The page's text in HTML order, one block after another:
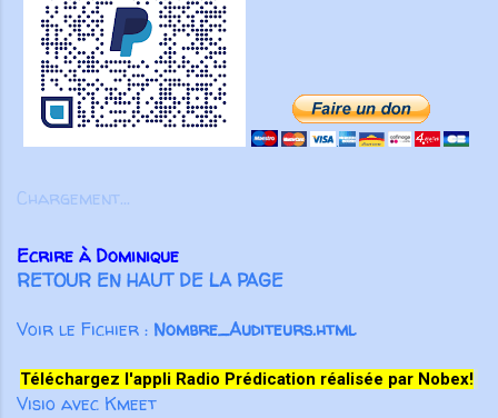
des liens au-delà des frontières,
soutenus par des amis des États-
Unis. Même nos fondateurs
anglophones ont choisi de servir
en français, montrant la force
transformatrice du partenariat au
œuvre ...
Christ. C’est grâce à Lui que le
corps forme un tout solide, bien uni
par toutes les articulations dont il
est pourvu. Ainsi, lorsque chaque
partie fonctionne comme elle doit, le
corps entier grandit et se construit
15-16 ). Pour Paul l’important n’est
manière inconsidérée ou vaine, ou
de colporter des médisances ou
prononcer des paroles qui
participeront à la croissance
spirituelle des autres croyants. Pas
Chargement...
Ecrire à Dominique
RETOUR EN HAUT DE LA PAGE
Voir le Fichier : Nombre_Auditeurs.html
Téléchargez l'appli Radio Prédication réalisée par Nobex!
Visio avec Kmeet